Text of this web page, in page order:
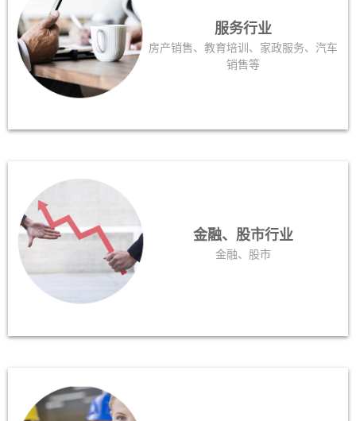
服务行业
房产销售、教育培训、家政服务、汽车
销售等
金融、股市行业
金融、股市